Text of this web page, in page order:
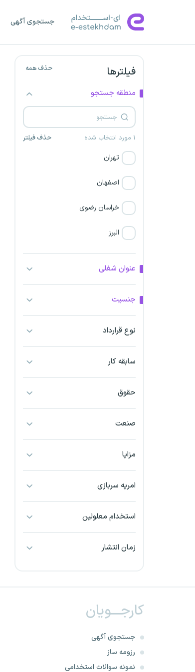
جستجوی آگهی
فیلترها حذف همه
منطقه جستجو
۱ مورد انتخاب شده حذف فیلتر
تهران
اصفهان
خراسان رضوی
البرز
اراک
اردبیل
بندرعباس
خراسان شمالی
خرم آباد
خوزستان
عنوان شغلی
جنسیت
نوع قرارداد
سابقه کار
حقوق
صنعت
مزایا
امریه سربازی
استخدام معلولین
زمان انتشار
کارجـــویان
جستجوی آگهی
رزومه ساز
نمونه سوالات استخدامی